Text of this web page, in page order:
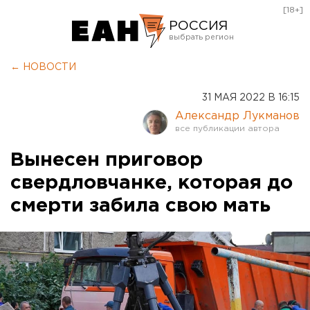
РОССИЯ
Оренбург
[18+]
← НОВОСТИ
31 МАЯ 2022 В 16:15
Александр Лукманов
Вынесен приговор
свердловчанке, которая до
смерти забила свою мать